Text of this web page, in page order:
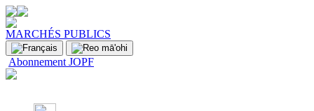
MARCHÉS PUBLICS
Abonnement JOPF